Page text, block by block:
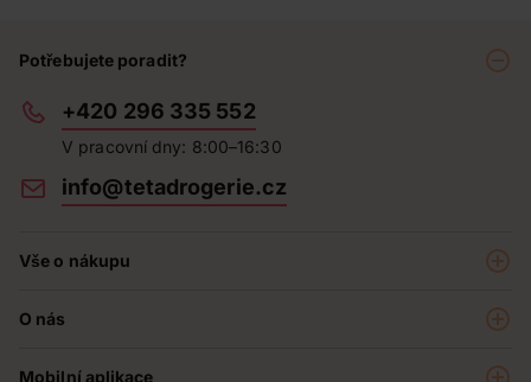
Potřebujete poradit?
+420 296 335 552
V pracovní dny: 8:00–16:30
info@tetadrogerie.cz
Vše o nákupu
Prodejny
O nás
Mobilní aplikace